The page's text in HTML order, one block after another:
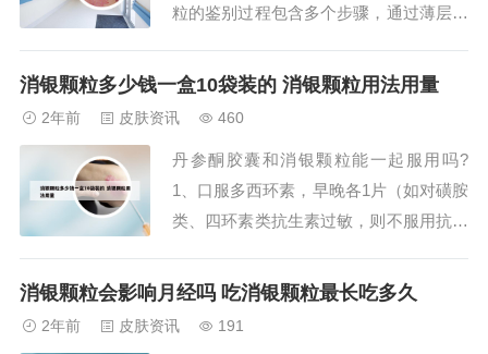
粒的鉴别过程包含多个步骤，通过薄层色
细，与氯仿混合并加热处理后，进行过
点，这代表了消银颗粒中的有效成分存
在。微量的液...
消银颗粒多少钱一盒10袋装的 消银颗粒用法用量
2年前 皮肤资讯 460
丹参酮胶囊和消银颗粒能一起服用吗?
1、口服多西环素，早晚各1片（如对磺胺
类、四环素类抗生素过敏，则不服用抗生
B6，每天3次，每次2片。先用六周。外
消银颗粒会影响月经吗 吃消银颗粒最长吃多久
2年前 皮肤资讯 191